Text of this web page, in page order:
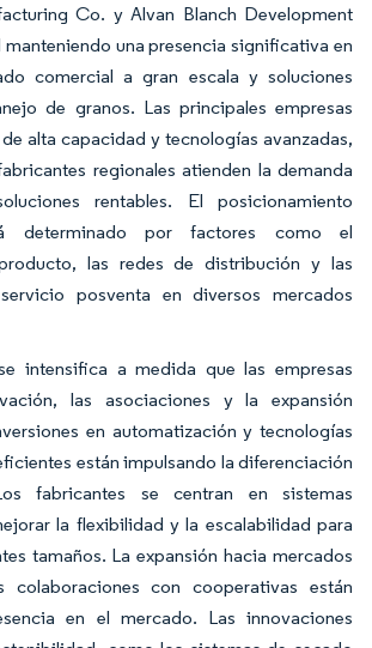
Co. y Alvan Blanch Development
una presencia significativa en
comercial a gran escala y soluciones
de granos. Las principales empresas
alta capacidad y tecnologías avanzadas,
regionales atienden la demanda
rentables. El posicionamiento
determinado por factores como el
las redes de distribución y las
posventa en diversos mercados
intensifica a medida que las empresas
las asociaciones y la expansión
en automatización y tecnologías
están impulsando la diferenciación
fabricantes se centran en sistemas
la flexibilidad y la escalabilidad para
tamaños. La expansión hacia mercados
colaboraciones con cooperativas están
en el mercado. Las innovaciones